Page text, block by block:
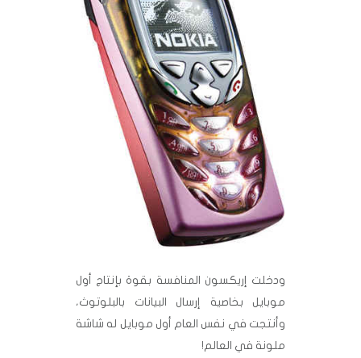
ودخلت إريكسون المنافسة بقوة بإنتاج أول
موبايل بخاصية إرسال البيانات بالبلوتوث،
وأنتجت في نفس العام أول موبايل له شاشة
ملونة في العالم!